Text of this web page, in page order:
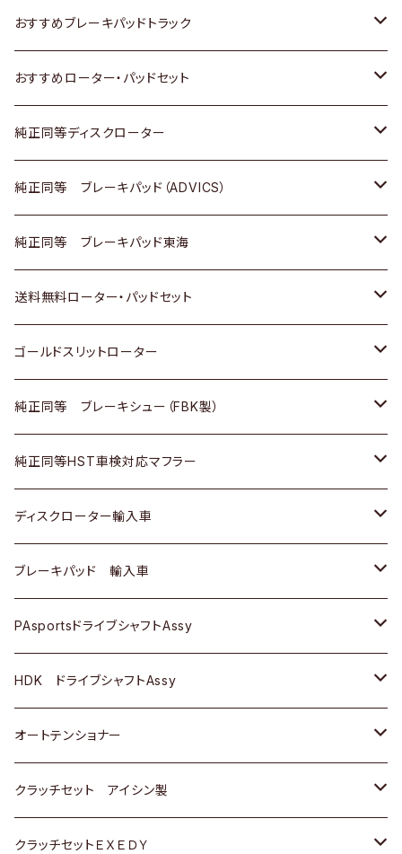
いすゞ
ダイハツ
マツダ
三菱
スバル
日野
三菱ふそう
ＢＭＷ
日産
いすゞ
ダイハツ
マツダ
三菱
日野
三菱ふそう
日産
いすゞ
ダイハツ
三菱
日野
三菱ふそう
その他
ホンダ
スズキ
日産
ダイハツ
マツダ
三菱
スバル
トヨタ
ホンダ
スズキ
日産
いすゞ
ダイハツ
マツダ
三菱
スバル
おすすめブレーキパッドトラック
トヨタ
日産
いすゞ
ダイハツ
マツダ
三菱
おすすめローター・パッドセット
トヨタ
ホンダ
スズキ
日産
ダイハツ
マツダ
三菱
スバル
純正同等ディスクローター
トヨタ
ホンダ
スズキ
日産
いすゞ
ダイハツ
マツダ
三菱
スバル
ＢＥＮＺ
純正同等 ブレーキパッド（ADVICS）
トヨタ
ホンダ
スズキ
日産
ダイハツ
マツダ
三菱
スバル
純正同等 ブレーキパッド東海
トヨタ
ホンダ
日産
いすゞ
ダイハツ
マツダ
三菱
スバル
送料無料ローター・パッドセット
トヨタ
ホンダ
スズキ
日産
ダイハツ
マツダ
三菱
スバル
ゴールドスリットローター
トヨタ
ホンダ
スズキ
日産
ダイハツ
マツダ
三菱
スバル
純正同等 ブレーキシュー（FBK製）
ホンダ
スズキ
日産
ダイハツ
マツダ
三菱
スバル
純正同等HST車検対応マフラー
トヨタ
ホンダ
スズキ
日産
いすゞ
ダイハツ
マツダ
ディスクローター輸入車
ＡＵＤＩ
ＢＥＮＺ
ＢＭＷ
GOLF
ＷＡＧＥＮ
アストロ（シボレー）
ブレーキパッド 輸入車
ＢＥＮＺ
ＢＭＷ
ＷＡＧＥＮ
ＶＯＬＶＯ
PAsportsドライブシャフトAssy
トヨタ
ホンダ
スズキ
日産
HDK ドライブシャフトAssy
スズキ
ダイハツ
日産
オートテンショナー
トヨタ
クラッチセット アイシン製
ホンダ
クラッチセットＥＸＥＤＹ